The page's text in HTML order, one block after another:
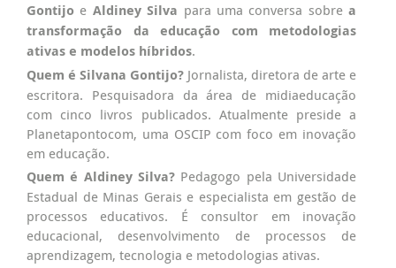
Gontijo e Aldiney Silva para uma conversa sobre a
transformação da educação com metodologias
ativas e modelos híbridos.
Quem é Silvana Gontijo? Jornalista, diretora de arte e
escritora. Pesquisadora da área de midiaeducação
com cinco livros publicados. Atualmente preside a
Planetapontocom, uma OSCIP com foco em inovação
em educação.
Quem é Aldiney Silva? Pedagogo pela Universidade
Estadual de Minas Gerais e especialista em gestão de
processos educativos. É consultor em inovação
educacional, desenvolvimento de processos de
aprendizagem, tecnologia e metodologias ativas.